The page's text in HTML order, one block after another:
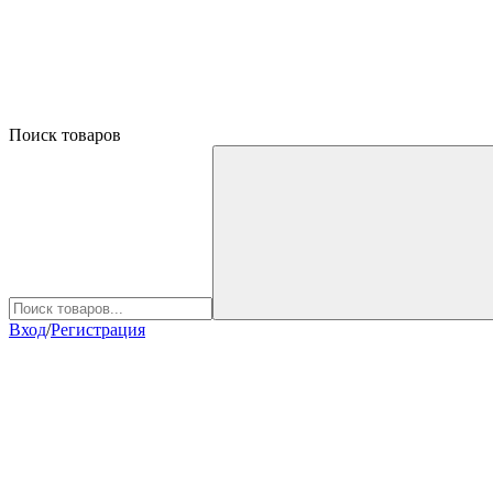
Поиск товаров
Вход/Регистрация